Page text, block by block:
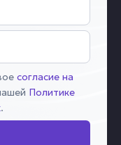
согласие на
Политике
.